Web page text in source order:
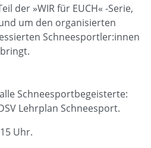
der »WIR für EUCH« -Serie,
um den organisierten
Schneesportler:innen
Schneesportbegeisterte:
Lehrplan Schneesport.
Uhr.